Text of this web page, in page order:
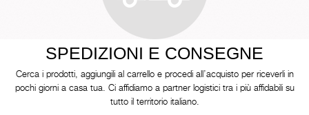
SPEDIZIONI E CONSEGNE
Cerca i prodotti, aggiungili al carrello e procedi all’acquisto per riceverli in
pochi giorni a casa tua. Ci affidiamo a partner logistici tra i più affidabili su
tutto il territorio italiano.